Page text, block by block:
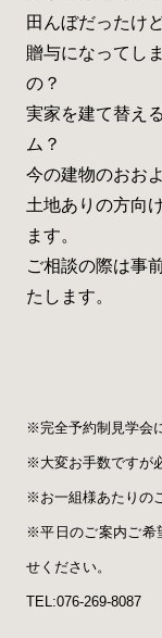
田んぼだったけ
贈与になってし
の？
実家を建て替え
ム？
今の建物のおお
土地ありの方向
ます。
ご相談の際は事
たします。
※完全予約制見学会
※大変お手数ですが
※お一組様あたりの
※平日のご案内ご希
せください。
TEL:076-269-8087